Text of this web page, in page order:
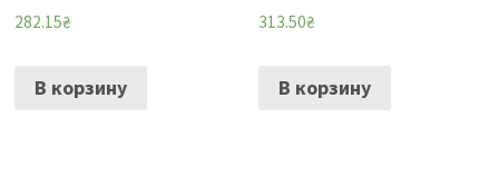
282.15₴
В корзину
313.50₴
В корзину